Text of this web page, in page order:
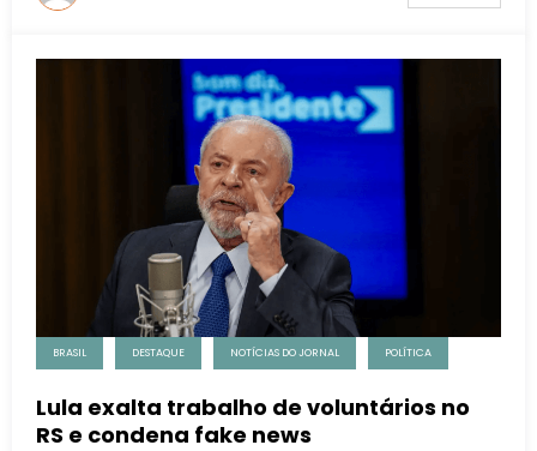
BRASIL DESTAQUE NOTÍCIAS DO JORNAL POLÍTICA
Lula exalta trabalho de voluntários no
RS e condena fake news